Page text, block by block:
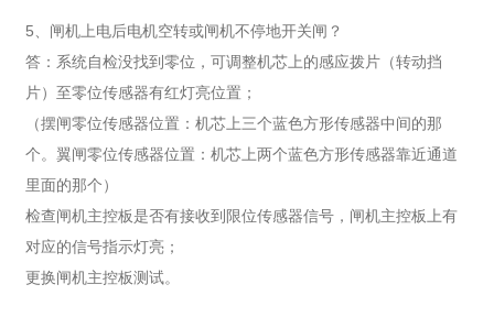
5、闸机上电后电机空转或闸机不停地开关闸？
答：系统自检没找到零位，可调整机芯上的感应拨片（转动挡
片）至零位传感器有红灯亮位置；
（摆闸零位传感器位置：机芯上三个蓝色方形传感器中间的那
个。翼闸零位传感器位置：机芯上两个蓝色方形传感器靠近通道
里面的那个）
检查闸机主控板是否有接收到限位传感器信号，闸机主控板上有
对应的信号指示灯亮；
更换闸机主控板测试。